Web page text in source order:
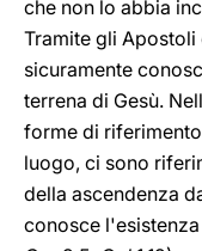
che non lo abbia
Tramite gli Apostoli
sicuramente
terrena di Gesù.
forme di
luogo, ci sono
della ascendenza
conosce